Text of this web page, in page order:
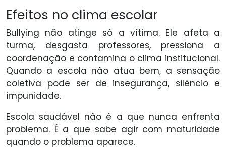
Efeitos no clima escolar
Bullying não atinge só a vítima. Ele afeta a
turma, desgasta professores, pressiona a
coordenação e contamina o clima institucional.
Quando a escola não atua bem, a sensação
coletiva pode ser de insegurança, silêncio e
impunidade.
Escola saudável não é a que nunca enfrenta
problema. É a que sabe agir com maturidade
quando o problema aparece.